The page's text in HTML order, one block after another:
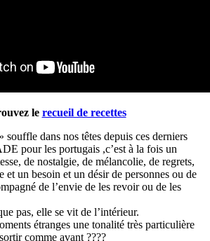
le recueil de recettes
souffle dans nos têtes depuis ces derniers
pour les portugais ,c’est à la fois un
de nostalgie, de mélancolie, de regrets,
et un besoin et un désir de personnes ou de
de l’envie de les revoir ou de les
pas, elle se vit de l’intérieur.
étranges une tonalité très particulière
comme avant ????